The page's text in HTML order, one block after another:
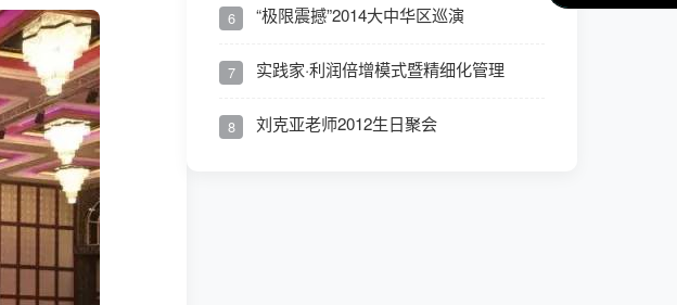
6 “极限震撼”2014大中华区巡演
7 实践家·利润倍增模式暨精细化管理
8 刘克亚老师2012生日聚会